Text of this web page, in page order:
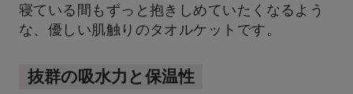
寝ている間もずっと抱きしめていたくなるよう
な、優しい肌触りのタオルケットです。
抜群の吸水力と保温性